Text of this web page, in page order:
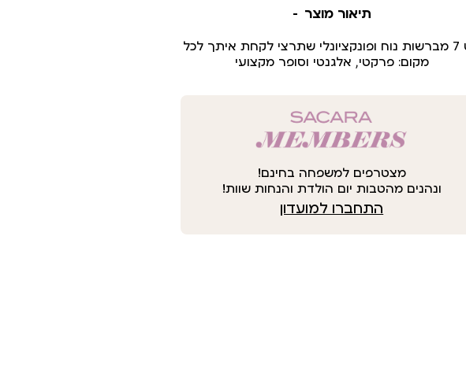
תיאור מוצר
סט 7 מברשות נוח ופונקציונלי שתרצי לקחת איתך לכל
מקום: פרקטי, אלגנטי וסופר מקצועי
מצטרפים למשפחה בחינם!
ונהנים מהטבות יום הולדת והנחות שוות!
התחברו למועדון